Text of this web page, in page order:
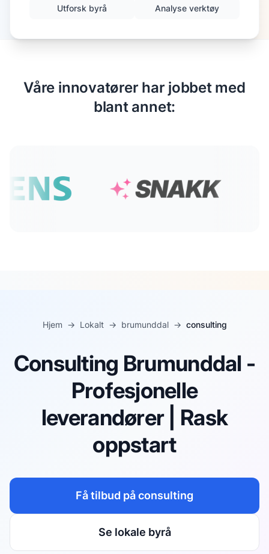
Utforsk byrå Analyse verktøy
Våre innovatører har jobbet med
blant annet:
Hjem → Lokalt → brumunddal → consulting
Consulting Brumunddal -
Profesjonelle
leverandører | Rask
oppstart
Få tilbud påconsulting
Se lokale byrå